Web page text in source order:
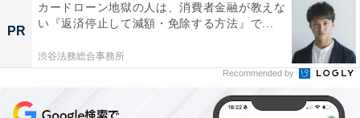
められています。
また、横浜は日本で最初に開港された貿易港の1つであ
り、古くからアメリカ軍基地があることから、中国人や
アメリカ人をはじめ多くの国や地域の人の居住地となっ
PR
カードローン地獄の人は、消費者金融が教えな
い『返済停止して減額・免除する方法』で...
渋谷法務総合事務所
Recommended by